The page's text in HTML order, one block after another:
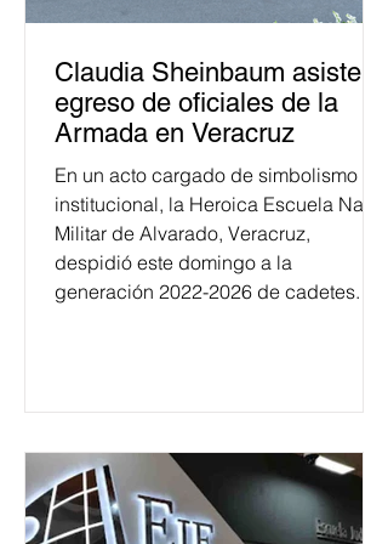
Claudia Sheinbaum asiste a
egreso de oficiales de la
Armada en Veracruz
En un acto cargado de simbolismo
institucional, la Heroica Escuela Naval
Militar de Alvarado, Veracruz,
despidió este domingo a la
generación 2022-2026 de cadetes.